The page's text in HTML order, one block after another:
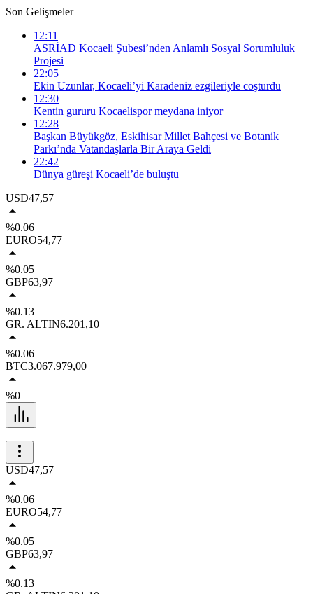
Son Gelişmeler
12:11
ASRİAD Kocaeli Şubesi’nden Anlamlı Sosyal Sorumluluk
Projesi
22:05
Ekin Uzunlar, Kocaeli’yi Karadeniz ezgileriyle coşturdu
12:30
Kentin gururu Kocaelispor meydana iniyor
12:28
Başkan Büyükgöz, Eskihisar Millet Bahçesi ve Botanik
Parkı’nda Vatandaşlarla Bir Araya Geldi
22:42
Dünya güreşi Kocaeli’de buluştu
USD47,57
%0.06
EURO54,77
%0.05
GBP63,97
%0.13
GR. ALTIN6.201,10
%0.06
BTC3.067.979,00
%0
USD47,57
%0.06
EURO54,77
%0.05
GBP63,97
%0.13